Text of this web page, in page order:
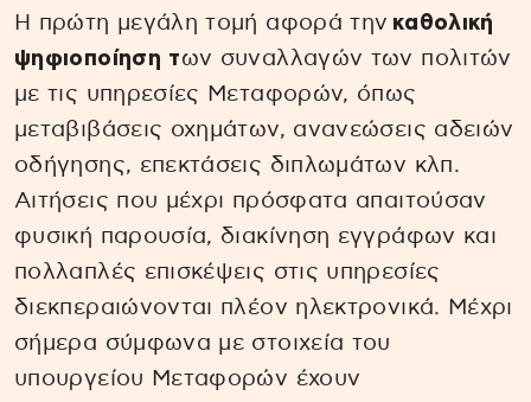
Η πρώτη μεγάλη τομή αφορά την καθολική
ψηφιοποίηση των συναλλαγών των πολιτών
με τις υπηρεσίες Μεταφορών, όπως
μεταβιβάσεις οχημάτων, ανανεώσεις αδειών
οδήγησης, επεκτάσεις διπλωμάτων κλπ.
Αιτήσεις που μέχρι πρόσφατα απαιτούσαν
φυσική παρουσία, διακίνηση εγγράφων και
πολλαπλές επισκέψεις στις υπηρεσίες
διεκπεραιώνονται πλέον ηλεκτρονικά. Μέχρι
σήμερα σύμφωνα με στοιχεία του
υπουργείου Μεταφορών έχουν